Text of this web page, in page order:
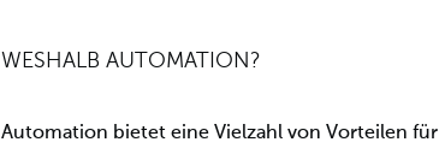
WESHALB AUTOMATION?
Automation bietet eine Vielzahl von Vorteilen für